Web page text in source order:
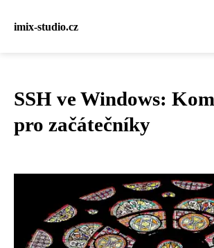
imix-studio.cz
SSH ve Windows:
pro začátečníky